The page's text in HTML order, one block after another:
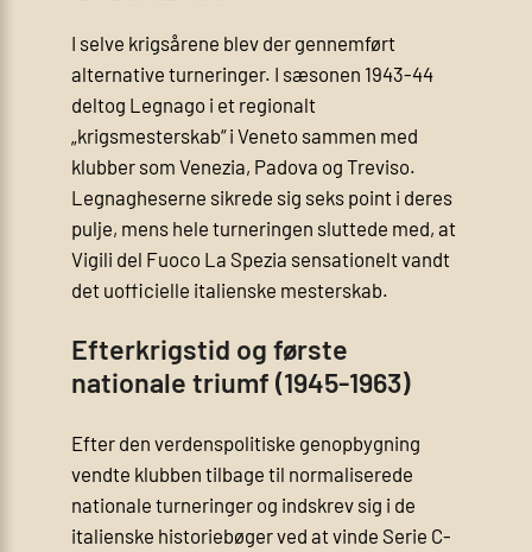
I selve krigsårene blev der gennemført
alternative turneringer. I sæsonen 1943-44
deltog Legnago i et regionalt
„krigsmesterskab“ i Veneto sammen med
klubber som Venezia, Padova og Treviso.
Legnagheserne sikrede sig seks point i deres
pulje, mens hele turneringen sluttede med, at
Vigili del Fuoco La Spezia sensationelt vandt
det uofficielle italienske mesterskab.
Efterkrigstid og første
nationale triumf (1945-1963)
Efter den verdenspolitiske genopbygning
vendte klubben tilbage til normaliserede
nationale turneringer og indskrev sig i de
italienske historiebøger ved at vinde Serie C-